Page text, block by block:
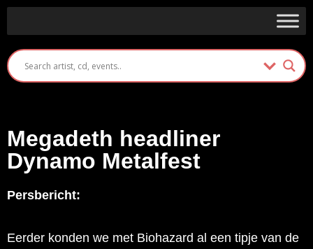
Megadeth headliner
Dynamo Metalfest
Persbericht:
Eerder konden we met Biohazard al een tipje van de